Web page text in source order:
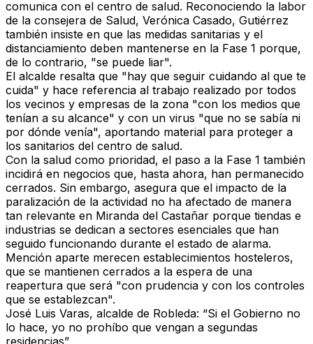
comunica con el centro de salud. Reconociendo la labor
de la consejera de Salud, Verónica Casado, Gutiérrez
también insiste en que las medidas sanitarias y el
distanciamiento deben mantenerse en la Fase 1 porque,
de lo contrario, "se puede liar".
El alcalde resalta que "hay que seguir cuidando al que te
cuida" y hace referencia al trabajo realizado por todos
los vecinos y empresas de la zona "con los medios que
tenían a su alcance" y con un virus "que no se sabía ni
por dónde venía", aportando material para proteger a
los sanitarios del centro de salud.
Con la salud como prioridad, el paso a la Fase 1 también
incidirá en negocios que, hasta ahora, han permanecido
cerrados. Sin embargo, asegura que el impacto de la
paralización de la actividad no ha afectado de manera
tan relevante en Miranda del Castañar porque tiendas e
industrias se dedican a sectores esenciales que han
seguido funcionando durante el estado de alarma.
Mención aparte merecen establecimientos hosteleros,
que se mantienen cerrados a la espera de una
reapertura que será "con prudencia y con los controles
que se establezcan".
José Luis Varas, alcalde de Robleda: “Si el Gobierno no
lo hace, yo no prohíbo que vengan a segundas